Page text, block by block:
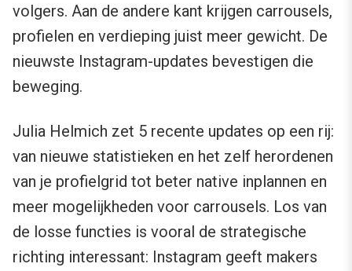
volgers. Aan de andere kant krijgen carrousels,
profielen en verdieping juist meer gewicht. De
nieuwste Instagram-updates bevestigen die
beweging.
Julia Helmich zet 5 recente updates op een rij:
van nieuwe statistieken en het zelf herordenen
van je profielgrid tot beter native inplannen en
meer mogelijkheden voor carrousels. Los van
de losse functies is vooral de strategische
richting interessant: Instagram geeft makers